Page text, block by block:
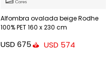
Alfombra ovalada beige Rodhe
100% PET 160 x 230 cm
USD 675 USD 574